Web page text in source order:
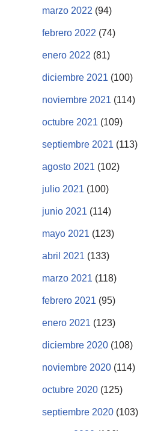
marzo 2022 (94)
febrero 2022 (74)
enero 2022 (81)
diciembre 2021 (100)
noviembre 2021 (114)
octubre 2021 (109)
septiembre 2021 (113)
agosto 2021 (102)
julio 2021 (100)
junio 2021 (114)
mayo 2021 (123)
abril 2021 (133)
marzo 2021 (118)
febrero 2021 (95)
enero 2021 (123)
diciembre 2020 (108)
noviembre 2020 (114)
octubre 2020 (125)
septiembre 2020 (103)